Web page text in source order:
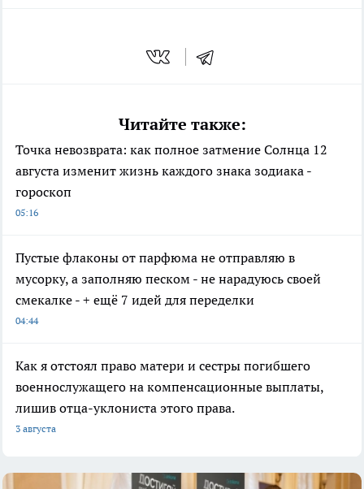
Читайте также:
Точка невозврата: как полное затмение Солнца 12
августа изменит жизнь каждого знака зодиака -
гороскоп
05:16
Пустые флаконы от парфюма не отправляю в
мусорку, а заполняю песком - не нарадуюсь своей
смекалке - + ещё 7 идей для переделки
04:44
Как я отстоял право матери и сестры погибшего
военнослужащего на компенсационные выплаты,
лишив отца-уклониста этого права.
3 августа